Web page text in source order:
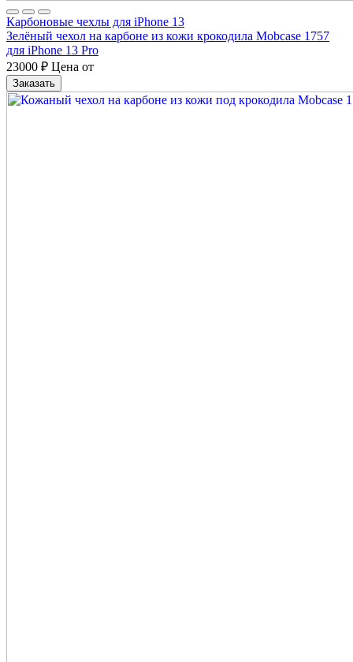
Карбоновые чехлы для iPhone 13
Зелёный чехол на карбоне из кожи крокодила Mobcase 1757
для iPhone 13 Pro
23000 ₽ Цена от
Заказать